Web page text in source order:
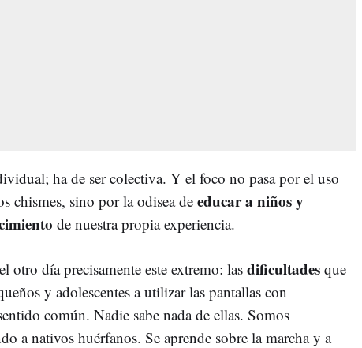
ha de ser colectiva. Y el foco no pasa por el uso
chismes, sino por la odisea de educar a niños y
de nuestra propia experiencia.
otro día precisamente este extremo: las dificultades que
y adolescentes a utilizar las pantallas con
común. Nadie sabe nada de ellas. Somos
a nativos huérfanos. Se aprende sobre la marcha y a